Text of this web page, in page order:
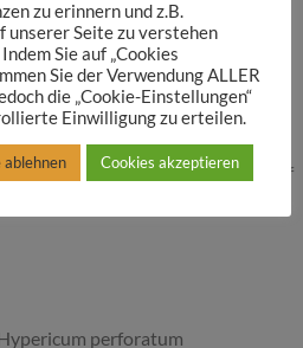
Hilfe von Kompressen, bei Bedarf
Pickeln und Insektenstichen
perforatum
zu erinnern und z.B.
unserer Seite zu verstehen
Sie auf „Cookies
Sie der Verwendung ALLER
die „Cookie-Einstellungen“
Einwilligung zu erteilen.
ablehnen Cookies akzeptieren